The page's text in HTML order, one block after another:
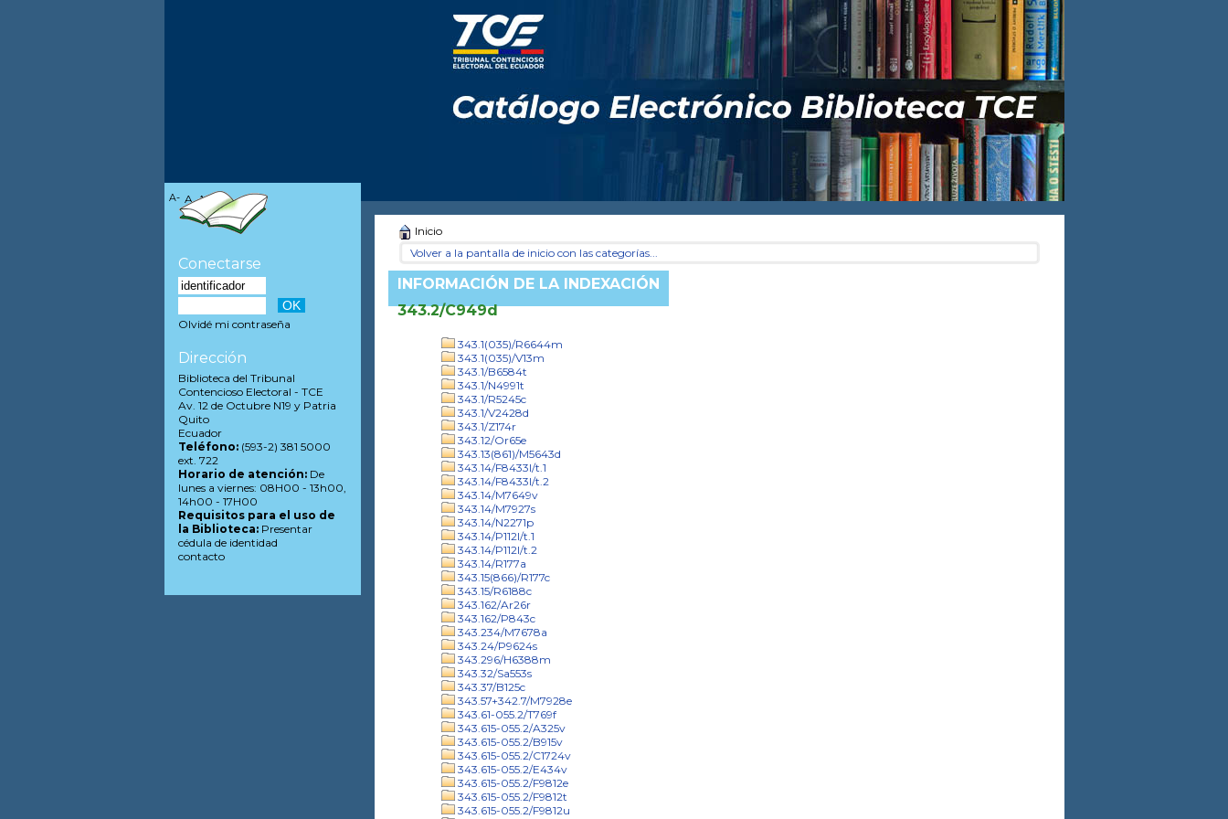
Inicio
Volver a la pantalla de inicio con las categorías...
INFORMACIÓN DE LA INDEXACIÓN
343.2/C949d
343.1(035)/R6644m
343.1(035)/V13m
343.1/B6584t
343.1/N4991t
343.1/R5245c
343.1/V2428d
343.1/Z174r
343.12/Or65e
343.13(861)/M5643d
343.14/F8433l/t.1
343.14/F8433l/t.2
343.14/M7649v
343.14/M7927s
343.14/N2271p
343.14/P112l/t.1
343.14/P112l/t.2
343.14/R177a
343.15(866)/R177c
343.15/R6188c
343.162/Ar26r
343.162/P843c
343.234/M7678a
343.24/P9624s
343.296/H6388m
343.32/Sa553s
343.37/B125c
343.57+342.7/M7928e
343.61-055.2/T769f
343.615-055.2/A325v
343.615-055.2/B915v
343.615-055.2/C1724v
343.615-055.2/E434v
343.615-055.2/F9812e
343.615-055.2/F9812t
343.615-055.2/F9812u
A- A A+
Conectarse
Olvidé mi contraseña
Dirección
Biblioteca del Tribunal
Contencioso Electoral - TCE
Av. 12 de Octubre N19 y Patria
Quito
Ecuador
Teléfono:(593-2) 381 5000
ext. 722
Horario de atención:De
lunes a viernes: 08H00 - 13h00,
14h00 - 17H00
Requisitos para el uso de
la Biblioteca:Presentar
cédula de identidad
contacto